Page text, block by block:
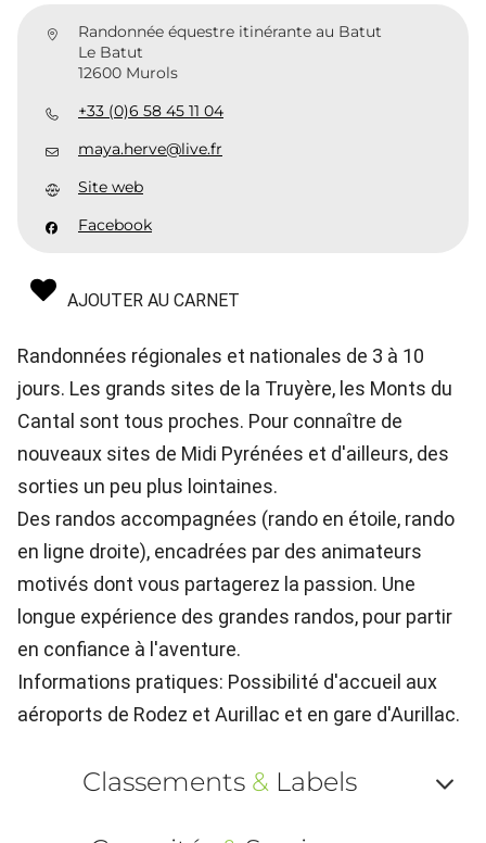
Randonnée équestre itinérante au Batut
Le Batut
12600 Murols
+33 (0)6 58 45 11 04
maya.herve@live.fr
Site web
Facebook
AJOUTER AU CARNET
Randonnées régionales et nationales de 3 à 10
jours. Les grands sites de la Truyère, les Monts du
Cantal sont tous proches. Pour connaître de
nouveaux sites de Midi Pyrénées et d'ailleurs, des
sorties un peu plus lointaines.
Des randos accompagnées (rando en étoile, rando
en ligne droite), encadrées par des animateurs
motivés dont vous partagerez la passion. Une
longue expérience des grandes randos, pour partir
en confiance à l'aventure.
Informations pratiques: Possibilité d'accueil aux
aéroports de Rodez et Aurillac et en gare d'Aurillac.
Classements &Labels